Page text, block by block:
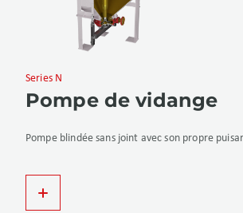
Series N
Pompe de vidange
Pompe blindée sans joint avec son propre